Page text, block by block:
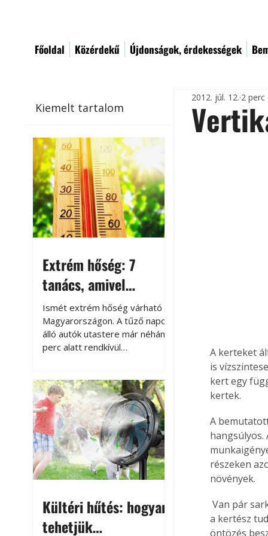
Főoldal Közérdekű Újdonságok, érdekességek
Kiemelt tartalom
Extrém hőség: 7
tanács, amivel
megóvhatjuk
autónkat a nyári
károktól
Ismét extrém hőség várható
Magyarországon. A tűző napon
álló autók utastere már néhány
perc alatt rendkívül
megközelítheti. Ez nemcsak a
beszállást teszi kellemetlenné,
hanem az autó állapotára és a
benne hagyott tárgyakra is
káros hatással lehet. Néhány
egyszerű óvintézkedéssel
azonban jelentősen
csökkenthetjük a hőség káros
Kültéri hűtés: hogyan
tehetjük
2012. júl. 12. 2 perc
A kerteket
is
kert egy
kertek.
A
hangsúlyos.
részeken
növények.
Van pár sarkalatos probléma, amit át kell hidalni ilyen esetekben. Egyik az öntözés: vagy
a kertész
öntözés